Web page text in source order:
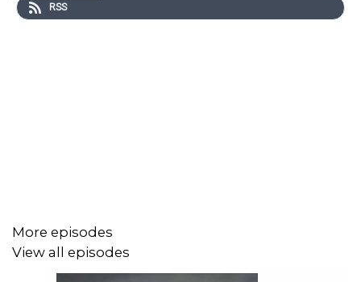
par la Nature, et les femmes. Elle a créé la Tribe
l’univers du wellness. Avec une certitude, l’important
c’est de partager. C’est rempli de sagesse et
d’optimisme, donc ça fait du bien à écouter.
RSS
More episodes
View all episodes